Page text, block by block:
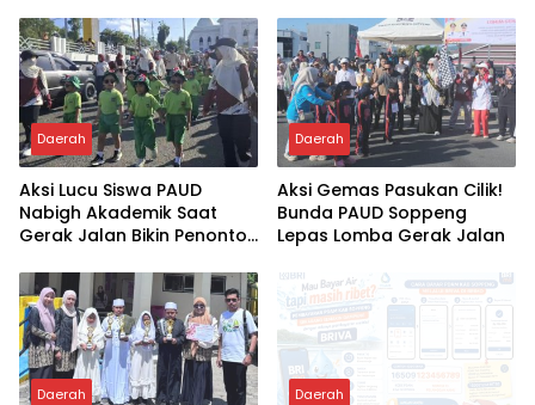
Daerah
Aksi Lucu Siswa PAUD
Nabigh Akademik Saat
Gerak Jalan Bikin Penonton
Daerah
Aksi Gemas Pasukan Cilik!
Bunda PAUD Soppeng
Lepas Lomba Gerak Jalan
Daerah Daerah